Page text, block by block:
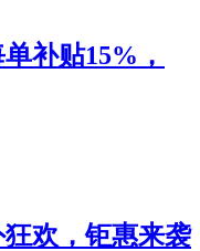
补贴15%，
欢，钜惠来袭